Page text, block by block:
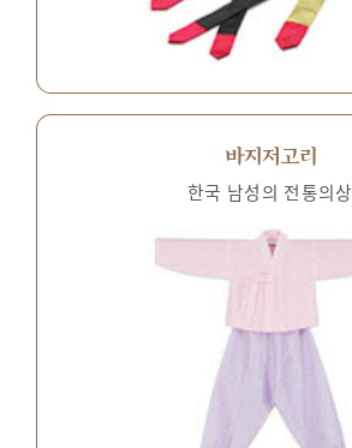
바지저고리
한국 남성의 전통의상